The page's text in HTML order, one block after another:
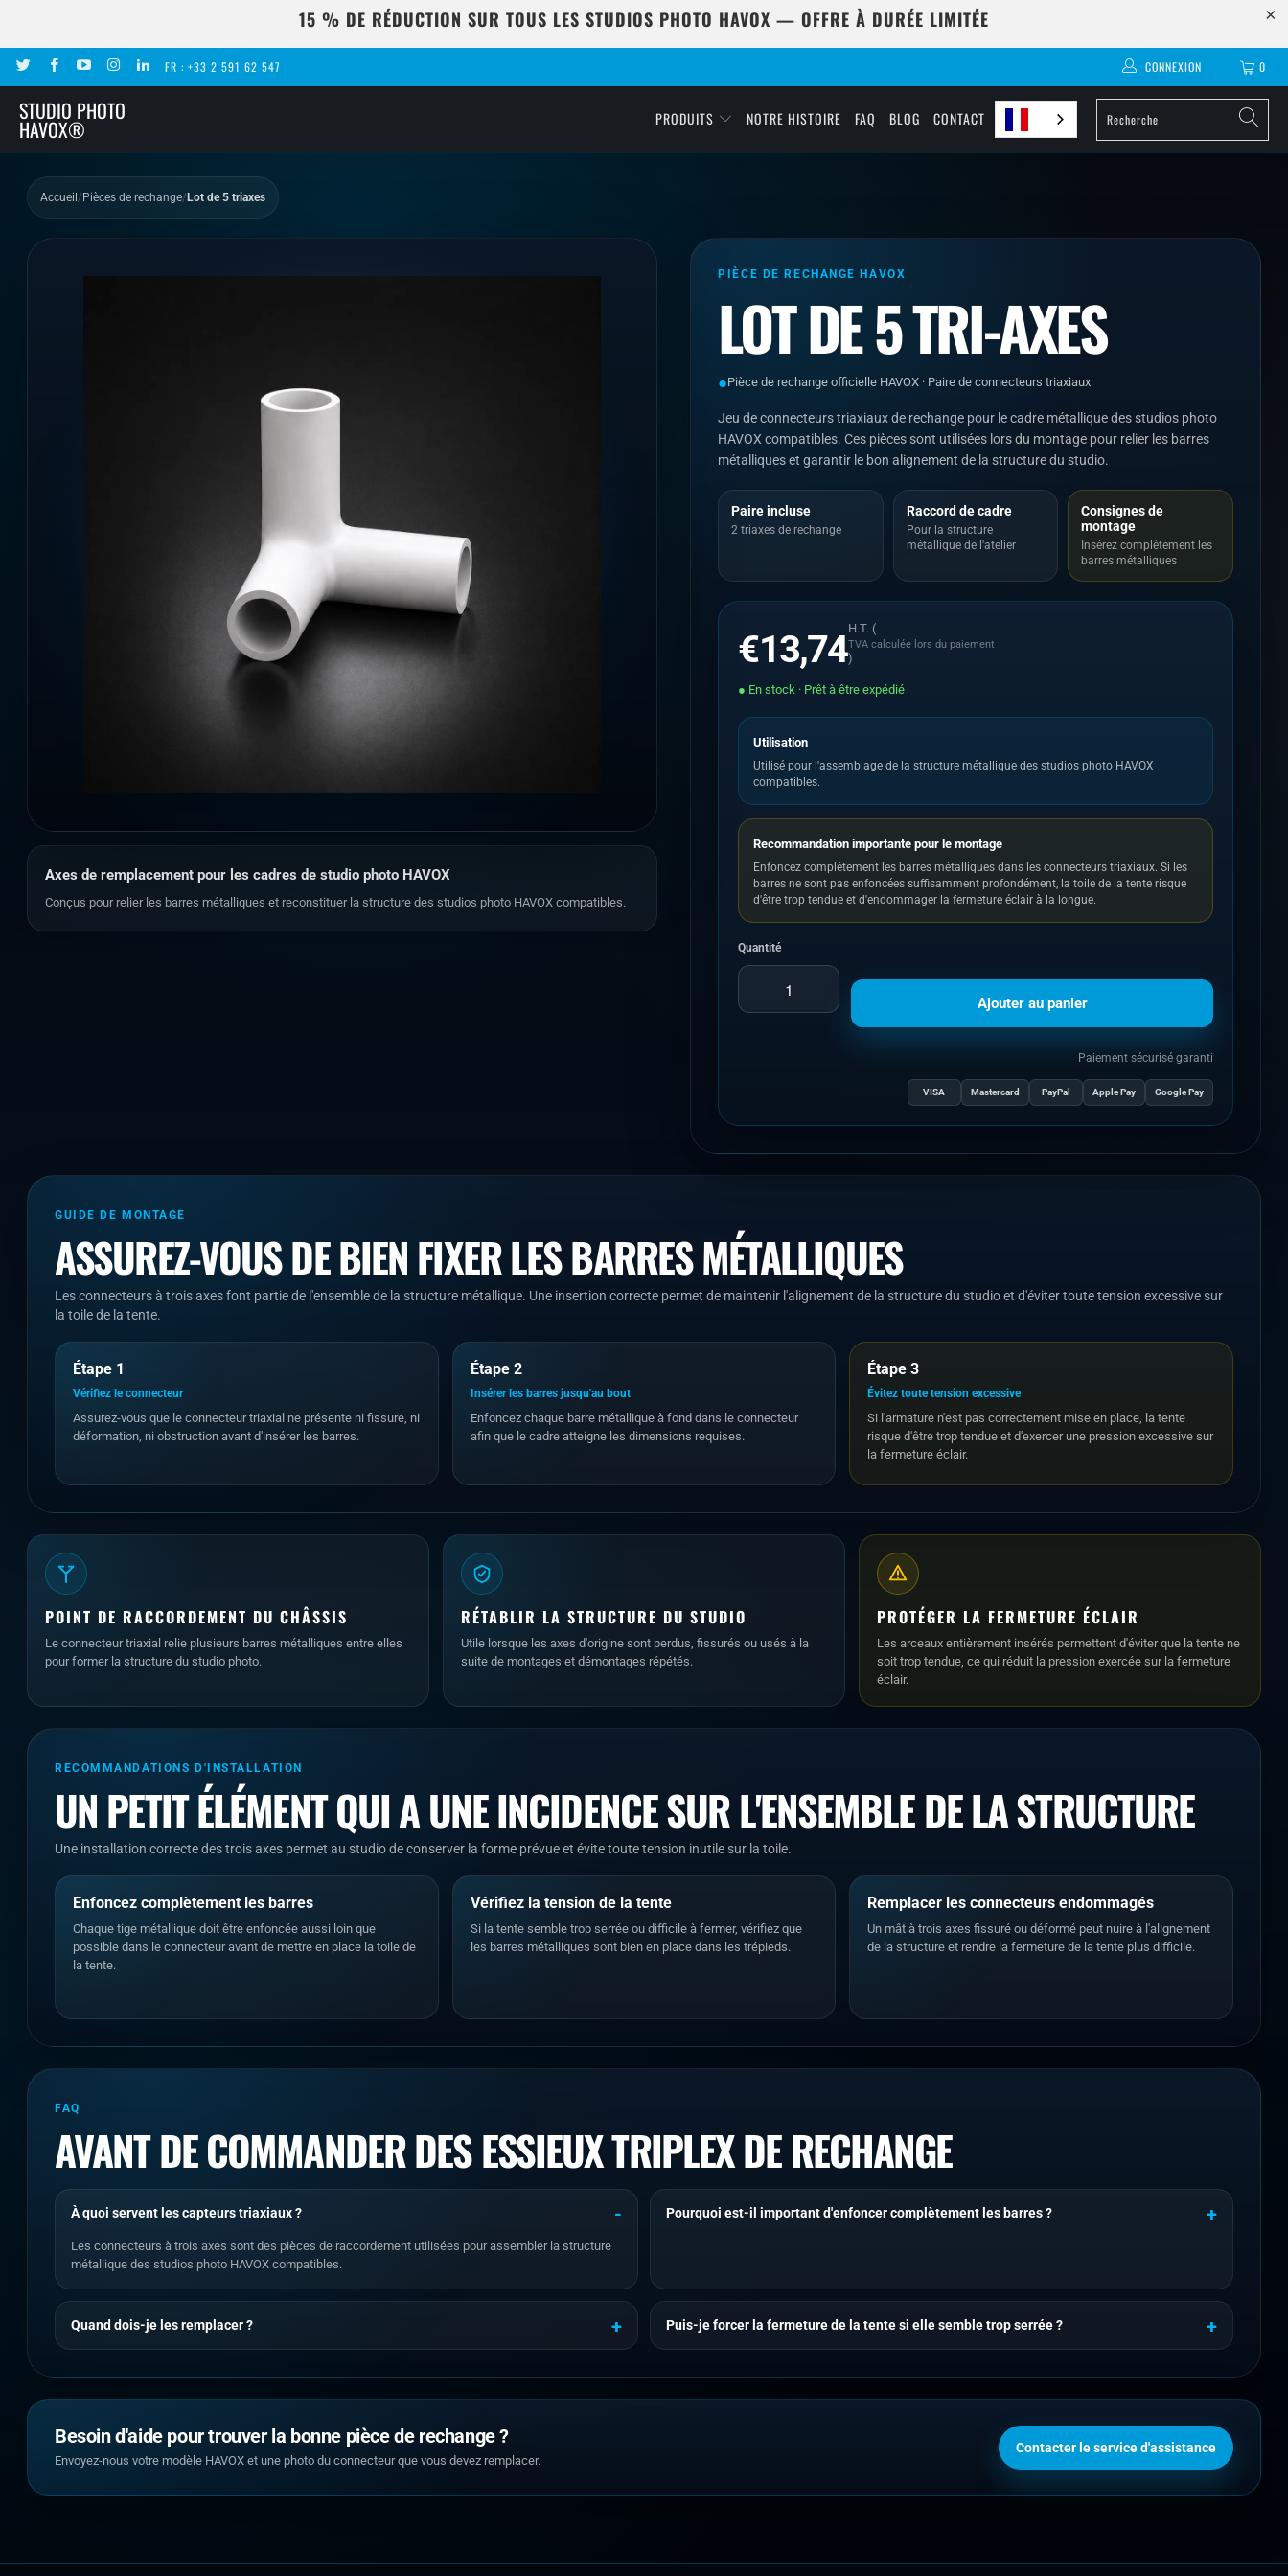
15 % DE RÉDUCTION SUR TOUS LES STUDIOS PHOTO HAVOX — OFFRE À DURÉE LIMITÉE
FR : +33 2 591 62 547 CONNEXION 0
STUDIO PHOTO
HAVOX® PRODUITS NOTRE HISTOIRE FAQ BLOG CONTACT
Accueil /Pièces de rechange/Lot de 5 triaxes
Axes de remplacement pour les cadres de studio photo HAVOX
Conçus pour relier les barres métalliques et reconstituer la structure des studios photo HAVOX compatibles.
PIÈCE DE RECHANGE HAVOX
LOT DE 5 TRI-AXES
●Pièce de rechange officielle HAVOX · Paire de connecteurs triaxiaux
Jeu de connecteurs triaxiaux de rechange pour le cadre métallique des studios photo
HAVOX compatibles. Ces pièces sont utilisées lors du montage pour relier les barres
métalliques et garantir le bon alignement de la structure du studio.
Paire incluse
2 triaxes de rechange
Raccord de cadre
Pour la structure
métallique de l'atelier
Consignes de
montage
Insérez complètement les
barres métalliques
€13,74H.T. (
TVA calculée lors du paiement
)
● En stock · Prêt à être expédié
Utilisation
Utilisé pour l'assemblage de la structure métallique des studios photo HAVOX
compatibles.
Recommandation importante pour le montage
Enfoncez complètement les barres métalliques dans les connecteurs triaxiaux. Si les
barres ne sont pas enfoncées suffisamment profondément, la toile de la tente risque
d'être trop tendue et d'endommager la fermeture éclair à la longue.
Quantité
Ajouter au panier
Paiement sécurisé garanti
VISA Mastercard PayPal Apple Pay Google Pay
GUIDE DE MONTAGE
ASSUREZ-VOUS DE BIEN FIXER LES BARRES MÉTALLIQUES
Les connecteurs à trois axes font partie de l'ensemble de la structure métallique. Une insertion correcte permet de maintenir l'alignement de la structure du studio et d'éviter toute tension excessive sur
la toile de la tente.
Étape 1
Vérifiez le connecteur
Assurez-vous que le connecteur triaxial ne présente ni fissure, ni
déformation, ni obstruction avant d'insérer les barres.
Étape 2
Insérer les barres jusqu'au bout
Enfoncez chaque barre métallique à fond dans le connecteur
afin que le cadre atteigne les dimensions requises.
Étape 3
Évitez toute tension excessive
Si l'armature n'est pas correctement mise en place, la tente
risque d'être trop tendue et d'exercer une pression excessive sur
la fermeture éclair.
POINT DE RACCORDEMENT DU CHÂSSIS
Le connecteur triaxial relie plusieurs barres métalliques entre elles
pour former la structure du studio photo.
RÉTABLIR LA STRUCTURE DU STUDIO
Utile lorsque les axes d'origine sont perdus, fissurés ou usés à la
suite de montages et démontages répétés.
PROTÉGER LA FERMETURE ÉCLAIR
Les arceaux entièrement insérés permettent d'éviter que la tente ne
soit trop tendue, ce qui réduit la pression exercée sur la fermeture
éclair.
RECOMMANDATIONS D'INSTALLATION
UN PETIT ÉLÉMENT QUI A UNE INCIDENCE SUR L'ENSEMBLE DE LA STRUCTURE
Une installation correcte des trois axes permet au studio de conserver la forme prévue et évite toute tension inutile sur la toile.
Enfoncez complètement les barres
Chaque tige métallique doit être enfoncée aussi loin que
possible dans le connecteur avant de mettre en place la toile de
la tente.
Vérifiez la tension de la tente
Si la tente semble trop serrée ou difficile à fermer, vérifiez que
les barres métalliques sont bien en place dans les trépieds.
Remplacer les connecteurs endommagés
Un mât à trois axes fissuré ou déformé peut nuire à l'alignement
de la structure et rendre la fermeture de la tente plus difficile.
FAQ
AVANT DE COMMANDER DES ESSIEUX TRIPLEX DE RECHANGE
À quoi servent les capteurs triaxiaux ?
Les connecteurs à trois axes sont des pièces de raccordement utilisées pour assembler la structure
métallique des studios photo HAVOX compatibles.
Pourquoi est-il important d'enfoncer complètement les barres ?
Quand dois-je les remplacer ? Puis-je forcer la fermeture de la tente si elle semble trop serrée ?
Besoin d'aide pour trouver la bonne pièce de rechange ?
Envoyez-nous votre modèle HAVOX et une photo du connecteur que vous devez remplacer.
Contacter le service d'assistance